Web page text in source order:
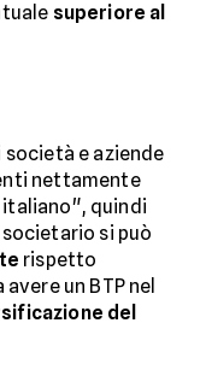
superiore al
e aziende
nettamente
quindi
societario si può
rispetto
un BTP nel
del